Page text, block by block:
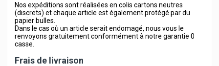
Nos expéditions sont réalisées en colis cartons neutres
(discrets) et chaque article est également protégé par du
papier bulles.
Dans le cas où un article serait endomagé, nous vous le
renvoyons gratuitement conformément à notre garantie 0
casse.
Frais de livraison